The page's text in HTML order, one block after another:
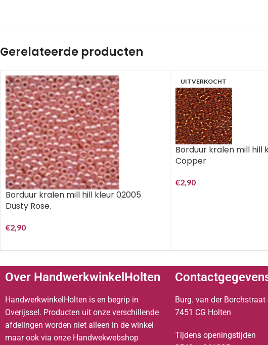
Gerelateerde producten
Borduur kralen mill hill kleur 02005
Dusty Rose.
€2,90
UITVERKOCHT
Borduur kralen mill hill
Copper
€2,90
Over HandwerkwinkelHolten
HandwerkwinkelHolten is en begrip in
Overijssel. Producten uit onze verschillende
afdelingen worden niet alleen in de winkel
maar ook via onze Handwekwebshop
Burg. van der Borchstraat
7451 CG Holten
Tijdens openingstijden